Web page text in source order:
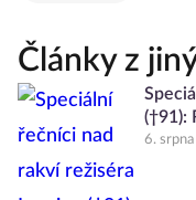
Články z
(†91):
6.